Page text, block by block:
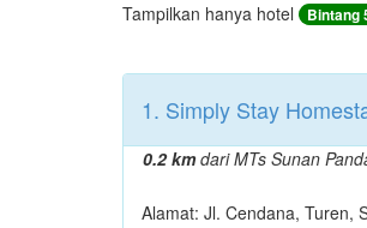
Tampilkan hanya hotel Bintang
1. Simply Stay
0.2 kmdari MTs Sunan
Alamat: Jl. Cendana, Turen,